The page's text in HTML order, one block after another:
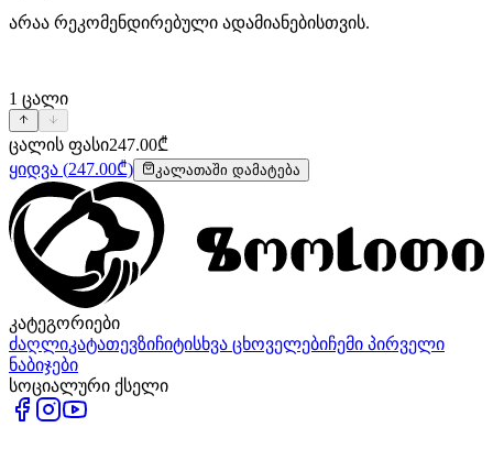
არაა რეკომენდირებული ადამიანებისთვის.
1 ცალი
ცალის ფასი247.00₾
ყიდვა (247.00₾) კალათაში დამატება
კატეგორიები
ძაღლიკატათევზიჩიტისხვა ცხოველებიჩემი პირველი
ნაბიჯები
სოციალური ქსელი